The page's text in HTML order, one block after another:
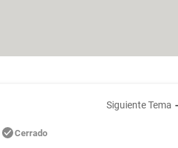
Siguiente Tema
Cerrado